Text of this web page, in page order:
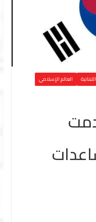
العالم الإسلامي